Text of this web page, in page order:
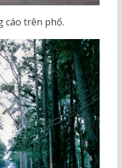
cáo trên phố.